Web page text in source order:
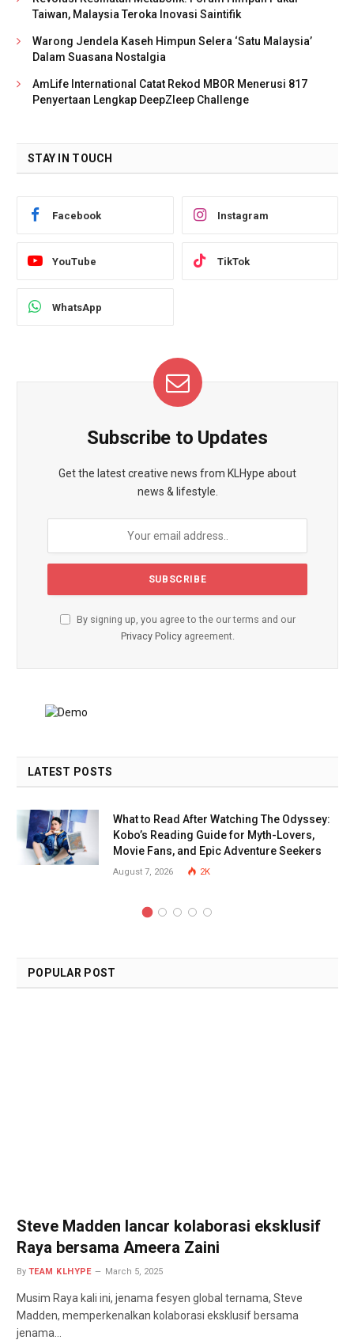
Taiwan, Malaysia Teroka Inovasi Saintifik
Warong Jendela Kaseh Himpun Selera ‘Satu Malaysia’
Dalam Suasana Nostalgia
AmLife International Catat Rekod MBOR Menerusi 817
Penyertaan Lengkap DeepZleep Challenge
STAY IN TOUCH
Facebook Instagram
YouTube TikTok
WhatsApp
Subscribe to Updates
Get the latest creative news from KLHype about
news & lifestyle.
By signing up, you agree to the our terms and our
Privacy Policyagreement.
LATEST POSTS
What to Read After Watching The Odyssey:
Kobo’s Reading Guide for Myth-Lovers,
Movie Fans, and Epic Adventure Seekers
August 7, 2026 2K
POPULAR POST
Steve Madden lancar kolaborasi eksklusif
Raya bersama Ameera Zaini
By TEAM KLHYPE March 5, 2025
Musim Raya kali ini, jenama fesyen global ternama, Steve
Madden, memperkenalkan kolaborasi eksklusif bersama
jenama…